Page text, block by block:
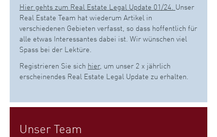
Hier gehts zum Real Estate Legal Update 01/24. Unser
Real Estate Team hat wiederum Artikel in
verschiedenen Gebieten verfasst, so dass hoffentlich für
alle etwas Interessantes dabei ist. Wir wünschen viel
Spass bei der Lektüre.
Registrieren Sie sich hier, um unser 2 x jährlich
erscheinendes Real Estate Legal Update zu erhalten.
Unser Team